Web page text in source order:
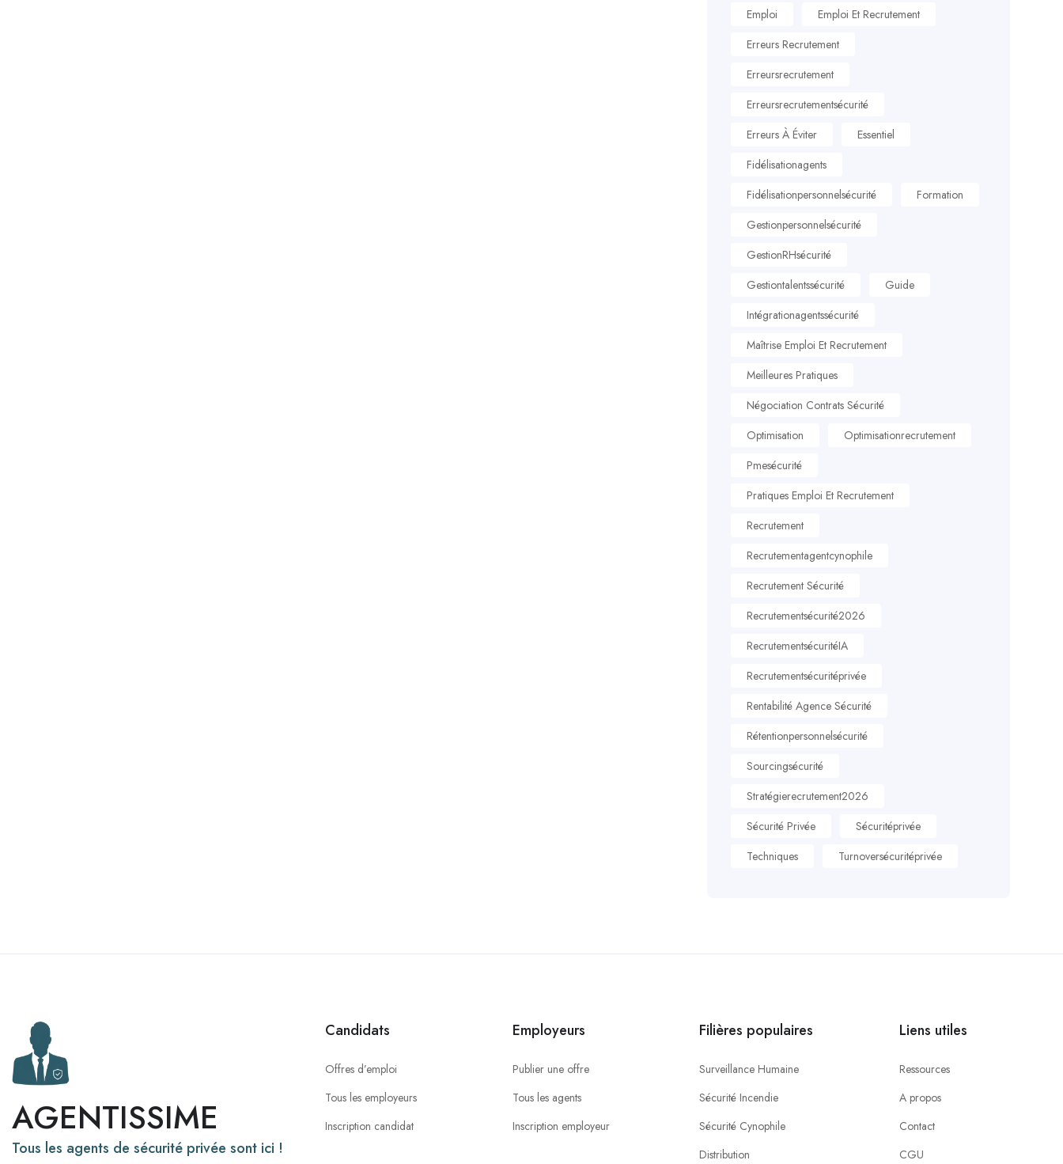
Emploi
Emploi Et Recrutement
Erreurs Recrutement
Erreursrecrutement
Erreursrecrutementsécurité
Erreurs À Éviter
Essentiel
Fidélisationagents
Fidélisationpersonnelsécurité
Formation
Gestionpersonnelsécurité
GestionRHsécurité
Gestiontalentssécurité
Guide
Intégrationagentssécurité
Maîtrise Emploi Et Recrutement
Meilleures Pratiques
Négociation Contrats Sécurité
Optimisation
Optimisationrecrutement
Pmesécurité
Pratiques Emploi Et Recrutement
Recrutement
Recrutementagentcynophile
Recrutement Sécurité
Recrutementsécurité2026
RecrutementsécuritéIA
Recrutementsécuritéprivée
Rentabilité Agence Sécurité
Rétentionpersonnelsécurité
Sourcingsécurité
Stratégierecrutement2026
Sécurité Privée
Sécuritéprivée
Techniques
Turnoversécuritéprivée
AGENTISSIME
Tous les agents de sécurité privée sont ici !
Candidats
Offres d’emploi
Tous les employeurs
Inscription candidat
Employeurs
Publier une offre
Tous les agents
Inscription employeur
Filières populaires
Surveillance Humaine
Sécurité Incendie
Sécurité Cynophile
Distribution
Liens utiles
Ressources
A propos
Contact
CGU